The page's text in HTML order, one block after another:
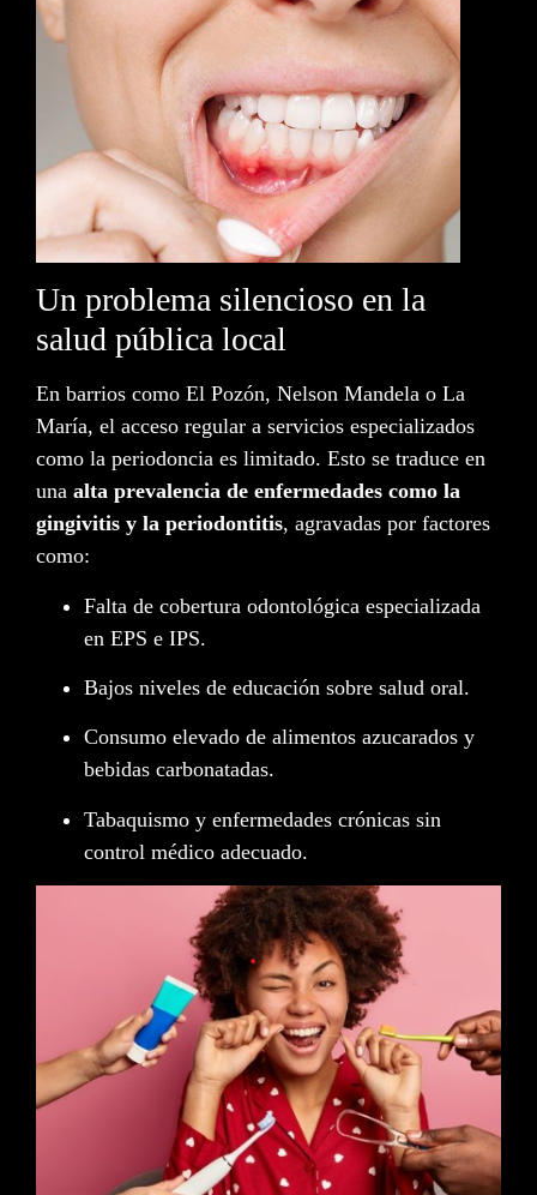
Un problema silencioso en la
salud pública local
En barrios como El Pozón, Nelson Mandela o La
María, el acceso regular a servicios especializados
como la periodoncia es limitado. Esto se traduce en
una alta prevalencia de enfermedades como la
gingivitis y la periodontitis, agravadas por factores
como:
Falta de cobertura odontológica especializada
en EPS e IPS.
Bajos niveles de educación sobre salud oral.
Consumo elevado de alimentos azucarados y
bebidas carbonatadas.
Tabaquismo y enfermedades crónicas sin
control médico adecuado.